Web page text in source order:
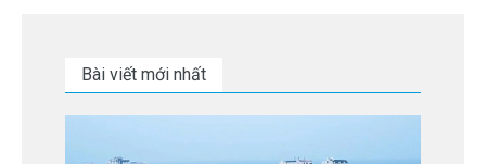
Bài viết mới nhất